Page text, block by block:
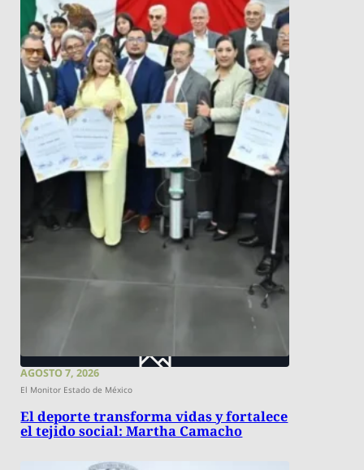
AGOSTO 7, 2026
El Monitor Estado de México
El deporte transforma vidas y fortalece
el tejido social: Martha Camacho